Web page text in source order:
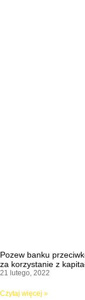
Pozew banku
za korzystanie z
21 lutego, 2022
Czytaj więcej »